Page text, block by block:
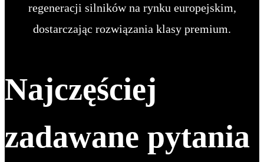
regeneracji silników na rynku europejskim,
dostarczając rozwiązania klasy premium.
Najczęściej
zadawane pytania